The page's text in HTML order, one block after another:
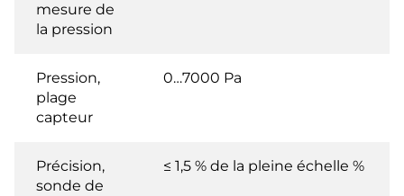
mesure de
la pression
Pression,
plage
capteur
0…7000 Pa
Précision,
sonde de
≤ 1,5 % de la pleine échelle %